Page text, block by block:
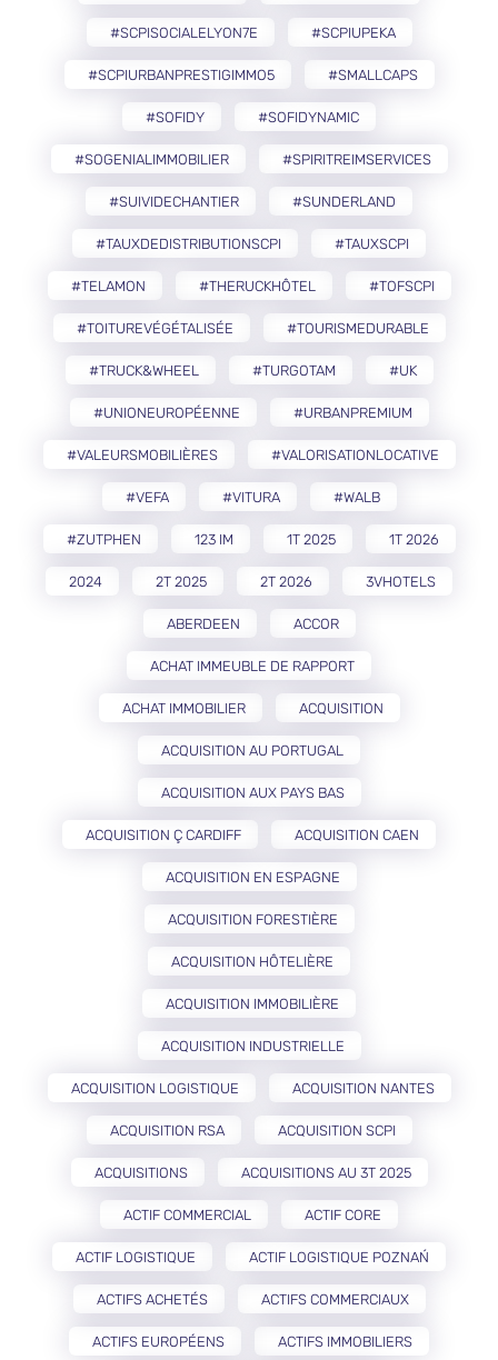
#SCPISOCIALELYON7E #SCPIUPEKA
#SCPIURBANPRESTIGIMMO5 #SMALLCAPS
#SOFIDY #SOFIDYNAMIC
#SOGENIALIMMOBILIER #SPIRITREIMSERVICES
#SUIVIDECHANTIER #SUNDERLAND
#TAUXDEDISTRIBUTIONSCPI #TAUXSCPI
#TELAMON #THERUCKHÔTEL #TOFSCPI
#TOITUREVÉGÉTALISÉE #TOURISMEDURABLE
#TRUCK&WHEEL #TURGOTAM #UK
#UNIONEUROPÉENNE #URBANPREMIUM
#VALEURSMOBILIÈRES #VALORISATIONLOCATIVE
#VEFA #VITURA #WALB
#ZUTPHEN 123 IM 1T 2025 1T 2026
2024 2T 2025 2T 2026 3VHOTELS
ABERDEEN ACCOR
ACHAT IMMEUBLE DE RAPPORT
ACHAT IMMOBILIER ACQUISITION
ACQUISITION AU PORTUGAL
ACQUISITION AUX PAYS BAS
ACQUISITION Ç CARDIFF ACQUISITION CAEN
ACQUISITION EN ESPAGNE
ACQUISITION FORESTIÈRE
ACQUISITION HÔTELIÈRE
ACQUISITION IMMOBILIÈRE
ACQUISITION INDUSTRIELLE
ACQUISITION LOGISTIQUE ACQUISITION NANTES
ACQUISITION RSA ACQUISITION SCPI
ACQUISITIONS ACQUISITIONS AU 3T 2025
ACTIF COMMERCIAL ACTIF CORE
ACTIF LOGISTIQUE ACTIF LOGISTIQUE POZNAŃ
ACTIFS ACHETÉS ACTIFS COMMERCIAUX
ACTIFS EUROPÉENS ACTIFS IMMOBILIERS